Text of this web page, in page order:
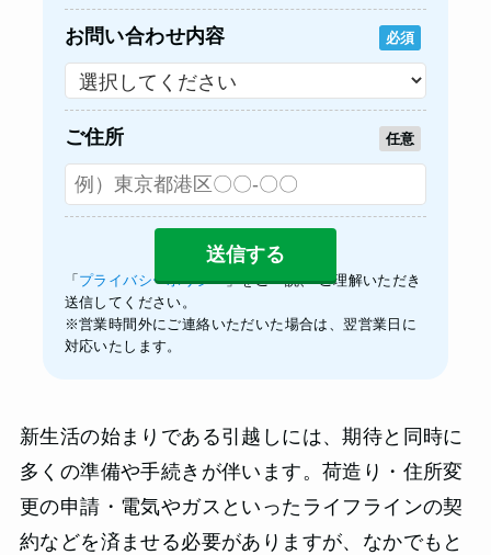
お問い合わせ内容 必須
ご住所 任意
「 プライバシーポリシー」をご一読、 ご理解いただき
送信してください。
※営業時間外にご連絡いただいた場合は、翌営業日に
対応いたします。
新生活の始まりである引越しには、期待と同時に
多くの準備や手続きが伴います。荷造り・住所変
更の申請・電気やガスといったライフラインの契
約などを済ませる必要がありますが、なかでもと